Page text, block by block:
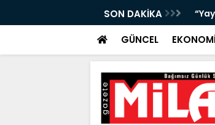
SON DAKİKA
Denetimleri Devam Ediyor” "Bir
GÜNCEL